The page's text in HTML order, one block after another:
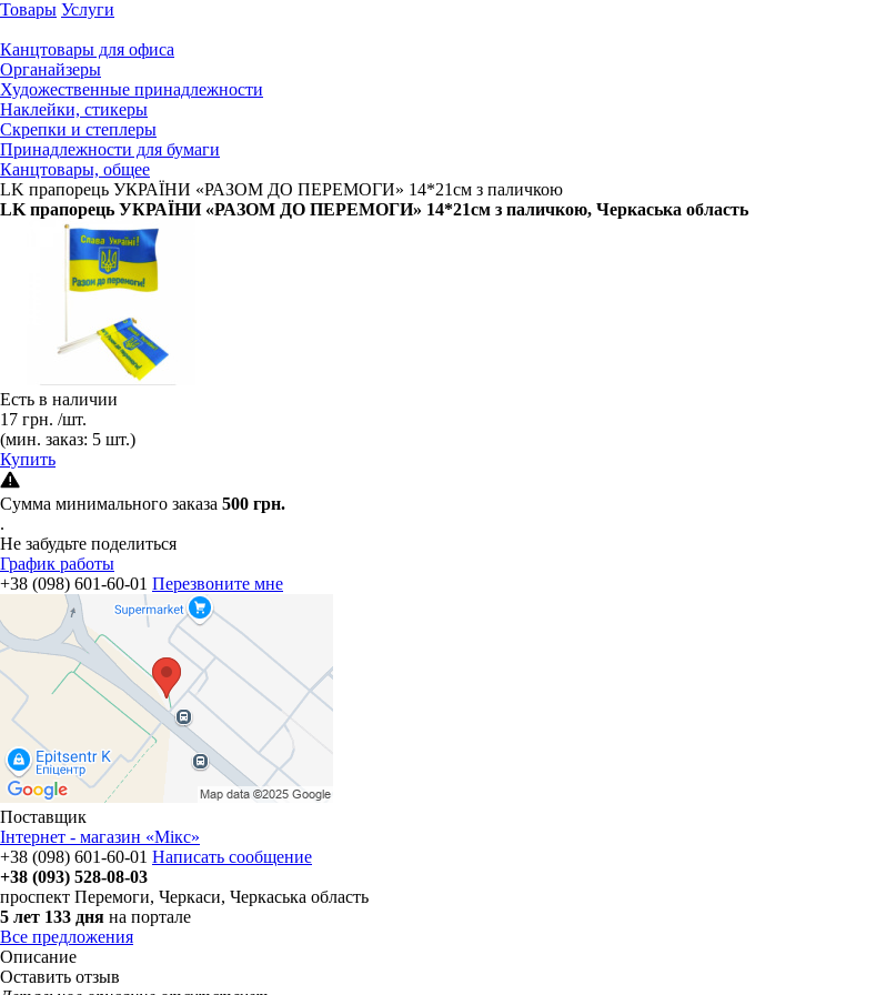
Товары Услуги
Канцтовары для офиса
Органайзеры
Художественные принадлежности
Наклейки, стикеры
Скрепки и степлеры
Принадлежности для бумаги
Канцтовары, общее
LK прапорець УКРАЇНИ «РАЗОМ ДО ПЕРЕМОГИ» 14*21см з паличкою
LK прапорець УКРАЇНИ «РАЗОМ ДО ПЕРЕМОГИ» 14*21см з паличкою, Черкаська область
Есть в наличии
17 грн. /шт.
(мин. заказ: 5 шт.)
Купить
Сумма минимального заказа 500 грн.
.
Не забудьте поделиться
График работы
+38 (098) 601-60-01 Перезвоните мне
Поставщик
Інтернет - магазин «Мікс»
+38 (098) 601-60-01 Написать сообщение
+38 (093) 528-08-03
проспект Перемоги, Черкаси, Черкаська область
5 лет 133 дня на портале
Все предложения
Описание
Оставить отзыв